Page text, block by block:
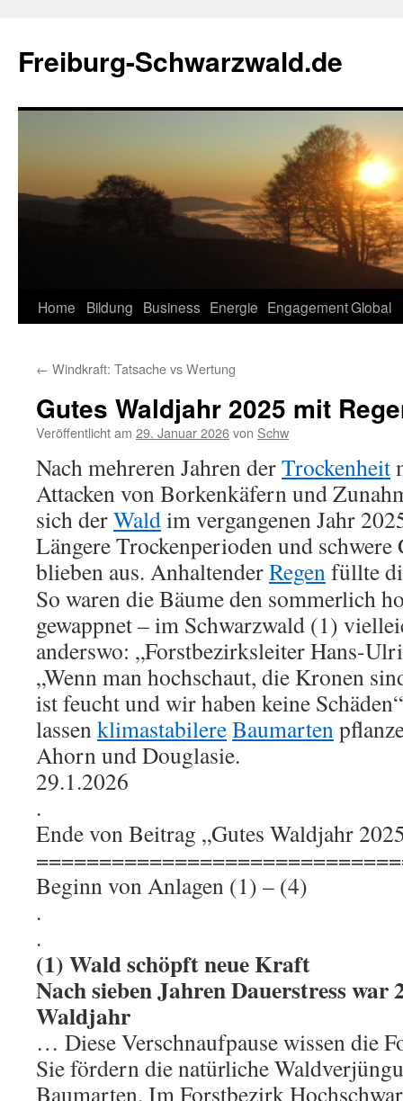
springen
Freiburg-Schwarzwald.de
Home Bildung Business Energie EngagementGlobal
← Windkraft: Tatsache vs Wertung
Gutes Waldjahr 2025 mit
Veröffentlicht am 29. Januar 2026von Schw
Nach mehreren Jahren derTrockenheit
Attacken von Borkenkäfern und
sich derWaldim vergangenen Jahr
Längere Trockenperioden und
blieben aus. AnhaltenderRegenfüllte
So waren die Bäume den sommerlich
gewappnet – im Schwarzwald (1)
anderswo: „Forstbezirksleiter Hans-
„Wenn man hochschaut, die Kronen
ist feucht und wir haben keine
lassenklimastabilereBaumarten
Ahorn und Douglasie.
29.1.2026
.
Ende von Beitrag „Gutes Waldjahr
Beginn von Anlagen (1) – (4)
.
.
(1) Wald schöpft neue Kraft
Nach sieben Jahren Dauerstress war
Waldjahr
… Diese Verschnaufpause wissen die
Sie fördern die natürliche
Baumarten. Im Forstbezirk